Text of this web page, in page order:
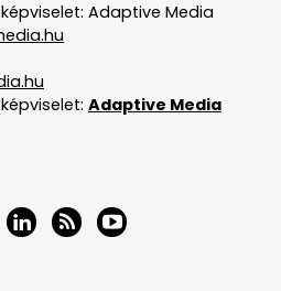
Adaptive Media
Adaptive Media